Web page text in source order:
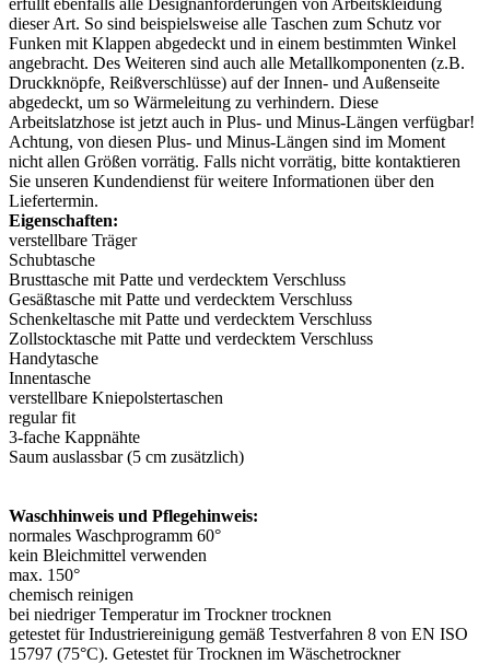
dieser Art. So sind beispielsweise alle Taschen zum Schutz vor
Funken mit Klappen abgedeckt und in einem bestimmten Winkel
angebracht. Des Weiteren sind auch alle Metallkomponenten (z.B.
Druckknöpfe, Reißverschlüsse) auf der Innen- und Außenseite
abgedeckt, um so Wärmeleitung zu verhindern. Diese
Arbeitslatzhose ist jetzt auch in Plus- und Minus-Längen verfügbar!
Achtung, von diesen Plus- und Minus-Längen sind im Moment
nicht allen Größen vorrätig. Falls nicht vorrätig, bitte kontaktieren
Sie unseren Kundendienst für weitere Informationen über den
Liefertermin.
Eigenschaften:
verstellbare Träger
Schubtasche
Brusttasche mit Patte und verdecktem Verschluss
Gesäßtasche mit Patte und verdecktem Verschluss
Schenkeltasche mit Patte und verdecktem Verschluss
Zollstocktasche mit Patte und verdecktem Verschluss
Handytasche
Innentasche
verstellbare Kniepolstertaschen
regular fit
3-fache Kappnähte
Saum auslassbar (5 cm zusätzlich)
Waschhinweis und Pflegehinweis:
normales Waschprogramm 60°
kein Bleichmittel verwenden
max. 150°
chemisch reinigen
bei niedriger Temperatur im Trockner trocknen
getestet für Industriereinigung gemäß Testverfahren 8 von EN ISO
15797 (75°C). Getestet für Trocknen im Wäschetrockner